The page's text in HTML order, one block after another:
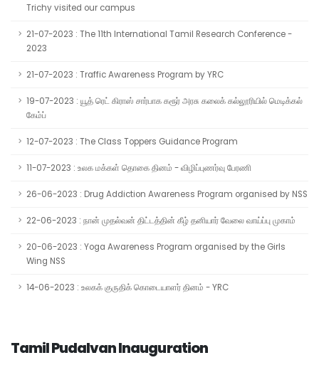
Trichy visited our campus
21-07-2023 : The 11th International Tamil Research Conference -
2023
21-07-2023 : Traffic Awareness Program by YRC
19-07-2023 : யூத் ரெட் கிராஸ் சார்பாக கரூர் அரசு கலைக் கல்லூரியில் மெடிக்கல்
கேம்ப்
12-07-2023 : The Class Toppers Guidance Program
11-07-2023 : உலக மக்கள் தொகை தினம் - விழிப்புணர்வு பேரணி
26-06-2023 : Drug Addiction Awareness Program organised by NSS
22-06-2023 : நான் முதல்வன் திட்டத்தின் கீழ் தனியார் வேலை வாய்ப்பு முகாம்
20-06-2023 : Yoga Awareness Program organised by the Girls
Wing NSS
14-06-2023 : உலகக் குருதிக் கொடையாளர் தினம் - YRC
Tamil Pudalvan Inauguration